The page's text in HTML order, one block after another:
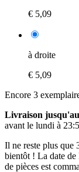
€ 5,09
à droite
€ 5,09
Encore 3
Livraison
avant le lundi à
Il ne reste plus que
bientôt ! La date
de pièces est